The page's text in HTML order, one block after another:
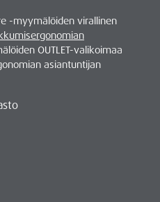
-myymälöiden virallinen
OUTLET-valikoimaa
asiantuntijan